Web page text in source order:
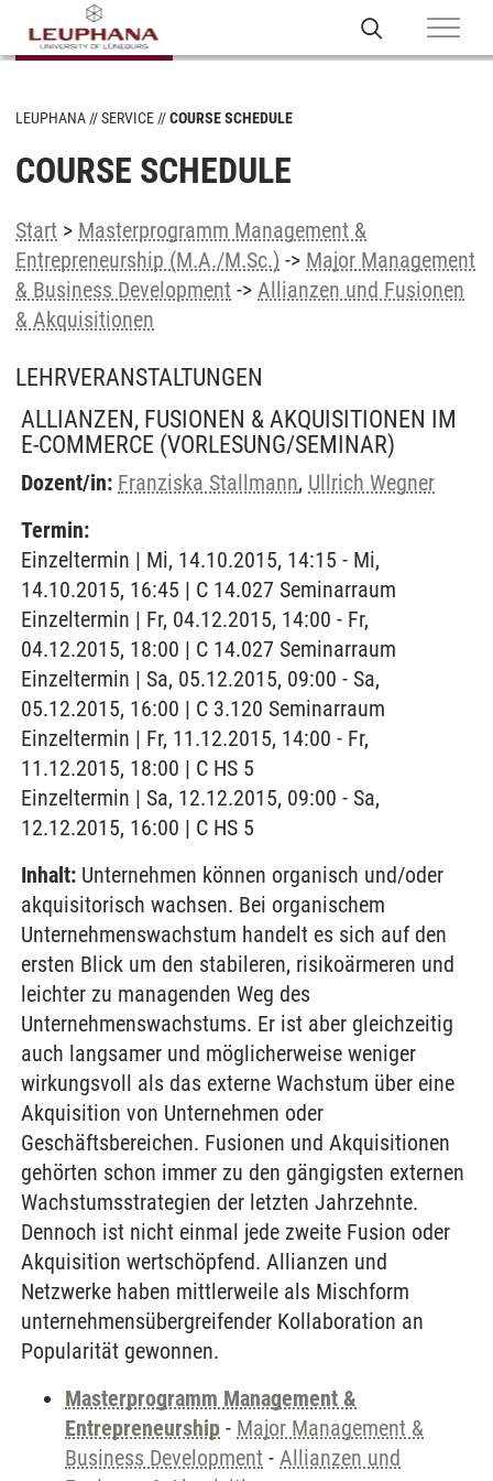
LEUPHANA SERVICE COURSE SCHEDULE
COURSE SCHEDULE
Start > Masterprogramm Management &
Entrepreneurship (M.A./M.Sc.) -> Major Management
& Business Development -> Allianzen und Fusionen
& Akquisitionen
LEHRVERANSTALTUNGEN
ALLIANZEN, FUSIONEN & AKQUISITIONEN IM
E-COMMERCE (VORLESUNG/SEMINAR)
Dozent/in: Franziska Stallmann, Ullrich Wegner
Termin:
Einzeltermin | Mi, 14.10.2015, 14:15 - Mi,
14.10.2015, 16:45 | C 14.027 Seminarraum
Einzeltermin | Fr, 04.12.2015, 14:00 - Fr,
04.12.2015, 18:00 | C 14.027 Seminarraum
Einzeltermin | Sa, 05.12.2015, 09:00 - Sa,
05.12.2015, 16:00 | C 3.120 Seminarraum
Einzeltermin | Fr, 11.12.2015, 14:00 - Fr,
11.12.2015, 18:00 | C HS 5
Einzeltermin | Sa, 12.12.2015, 09:00 - Sa,
12.12.2015, 16:00 | C HS 5
Inhalt: Unternehmen können organisch und/oder
akquisitorisch wachsen. Bei organischem
Unternehmenswachstum handelt es sich auf den
ersten Blick um den stabileren, risikoärmeren und
leichter zu managenden Weg des
Unternehmenswachstums. Er ist aber gleichzeitig
auch langsamer und möglicherweise weniger
wirkungsvoll als das externe Wachstum über eine
Akquisition von Unternehmen oder
Geschäftsbereichen. Fusionen und Akquisitionen
gehörten schon immer zu den gängigsten externen
Wachstumsstrategien der letzten Jahrzehnte.
Dennoch ist nicht einmal jede zweite Fusion oder
Akquisition wertschöpfend. Allianzen und
Netzwerke haben mittlerweile als Mischform
unternehmensübergreifender Kollaboration an
Popularität gewonnen.
Masterprogramm Management &
Entrepreneurship - Major Management &
Business Development - Allianzen und